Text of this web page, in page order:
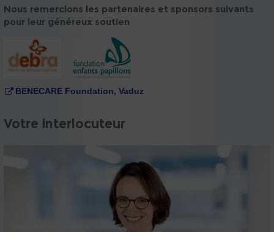
Nous remercions les partenaires et sponsors suivants
pour leur généreux soutien
BENECARE Foundation, Vaduz
Votre interlocuteur